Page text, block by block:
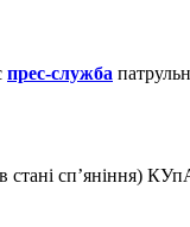
прес-служба
стані сп’яніння)